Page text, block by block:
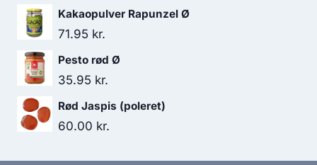
Kakaopulver Rapunzel Ø
71.95 kr.
Pesto rød Ø
35.95 kr.
Rød Jaspis (poleret)
60.00 kr.